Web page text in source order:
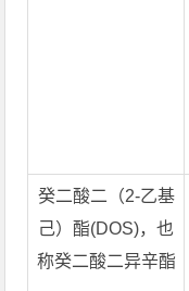
癸二酸二（2-乙基
己）酯(DOS)，也
称癸二酸二异辛酯